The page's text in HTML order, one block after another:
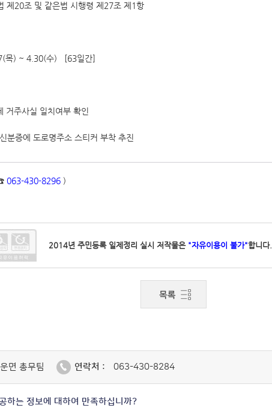
제20조 및 같은법 시행령 제27조 제1항
목) ~ 4.30(수) [63일간]
주사실 일치여부 확인
증에 도로명주소 스티커 부착 추진
063-430-8296 )
2014년 주민등록 일제정리 실시 저작물은 "자유이용이 불가"합니다.
면 총무팀 연락처 : 063-430-8284
하는 정보에 대하여 만족하십니까?